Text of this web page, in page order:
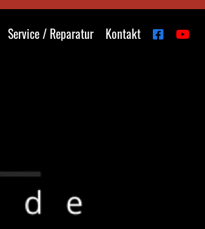
Service / Reparatur Kontakt